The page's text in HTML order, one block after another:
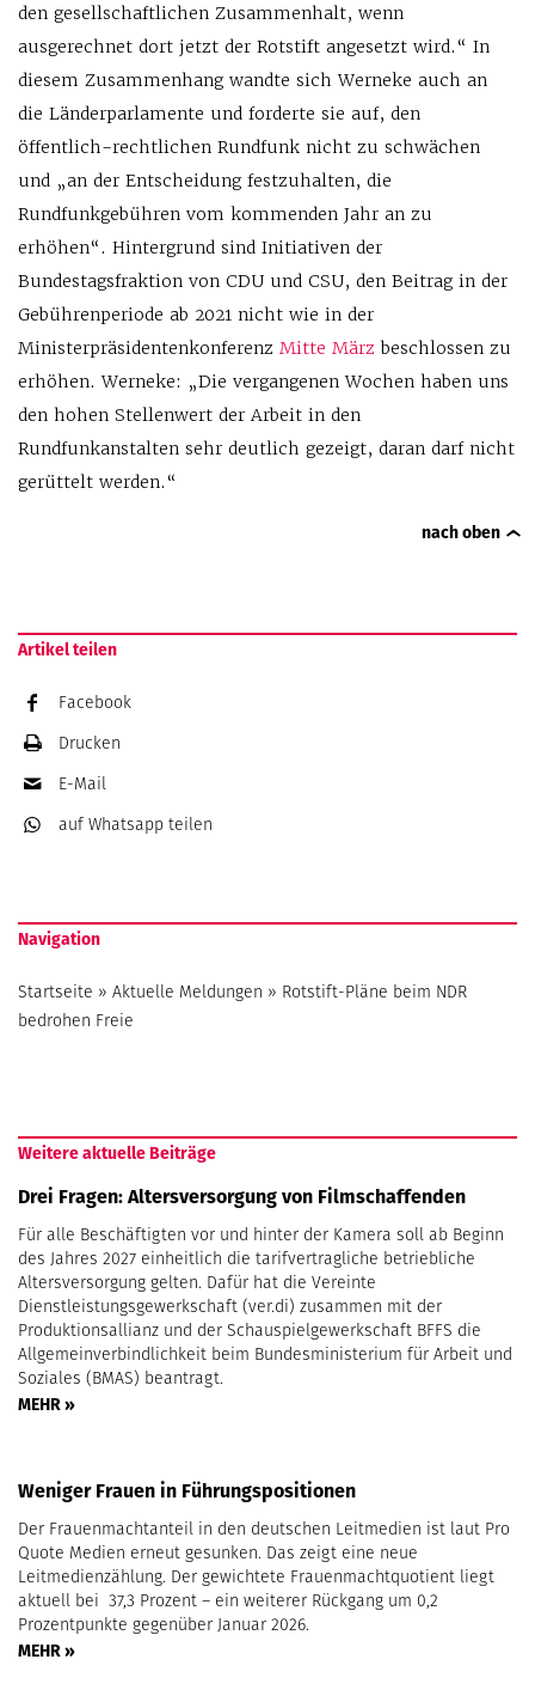
den gesellschaftlichen Zusammenhalt, wenn
ausgerechnet dort jetzt der Rotstift angesetzt wird.“ In
diesem Zusammenhang wandte sich Werneke auch an
die Länderparlamente und forderte sie auf, den
öffentlich-rechtlichen Rundfunk nicht zu schwächen
und „an der Entscheidung festzuhalten, die
Rundfunkgebühren vom kommenden Jahr an zu
erhöhen“. Hintergrund sind Initiativen der
Bundestagsfraktion von CDU und CSU, den Beitrag in der
Gebührenperiode ab 2021 nicht wie in der
Ministerpräsidentenkonferenz Mitte März beschlossen zu
erhöhen. Werneke: „Die vergangenen Wochen haben uns
den hohen Stellenwert der Arbeit in den
Rundfunkanstalten sehr deutlich gezeigt, daran darf nicht
gerüttelt werden.“
nach oben
Artikel teilen
Facebook
Drucken
E-Mail
auf Whatsapp teilen
Navigation
Startseite » Aktuelle Meldungen » Rotstift-Pläne beim NDR
bedrohen Freie
Weitere aktuelle Beiträge
Drei Fragen: Altersversorgung von Filmschaffenden
Für alle Beschäftigten vor und hinter der Kamera soll ab Beginn
des Jahres 2027 einheitlich die tarifvertragliche betriebliche
Altersversorgung gelten. Dafür hat die Vereinte
Dienstleistungsgewerkschaft (ver.di) zusammen mit der
Produktionsallianz und der Schauspielgewerkschaft BFFS die
Allgemeinverbindlichkeit beim Bundesministerium für Arbeit und
Soziales (BMAS) beantragt.
MEHR »
Weniger Frauen in Führungspositionen
Der Frauenmachtanteil in den deutschen Leitmedien ist laut Pro
Quote Medien erneut gesunken. Das zeigt eine neue
Leitmedienzählung. Der gewichtete Frauenmachtquotient liegt
aktuell bei 37,3 Prozent – ein weiterer Rückgang um 0,2
Prozentpunkte gegenüber Januar 2026.
MEHR »